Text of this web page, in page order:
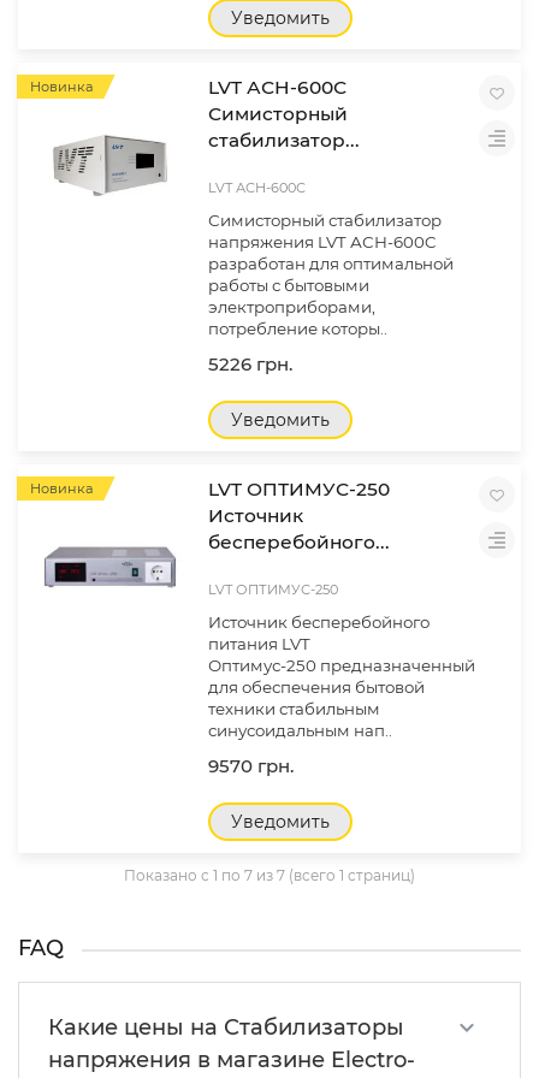
Уведомить
Новинка
LVT АСН-600С
Симисторный
стабилизатор...
LVT АСН-600С
Симисторный стабилизатор
напряжения LVT АСН-600C
разработан для оптимальной
работы с бытовыми
электроприборами,
потребление которы..
5226 грн.
Уведомить
Новинка
LVT ОПТИМУС-250
Источник
бесперебойного...
LVT ОПТИМУС-250
Источник бесперебойного
питания LVT
Оптимус-250 предназначенный
для обеспечения бытовой
техники стабильным
синусоидальным нап..
9570 грн.
Уведомить
Показано с 1 по 7 из 7 (всего 1 страниц)
FAQ
Какие цены на Стабилизаторы
напряжения в магазине Electro-